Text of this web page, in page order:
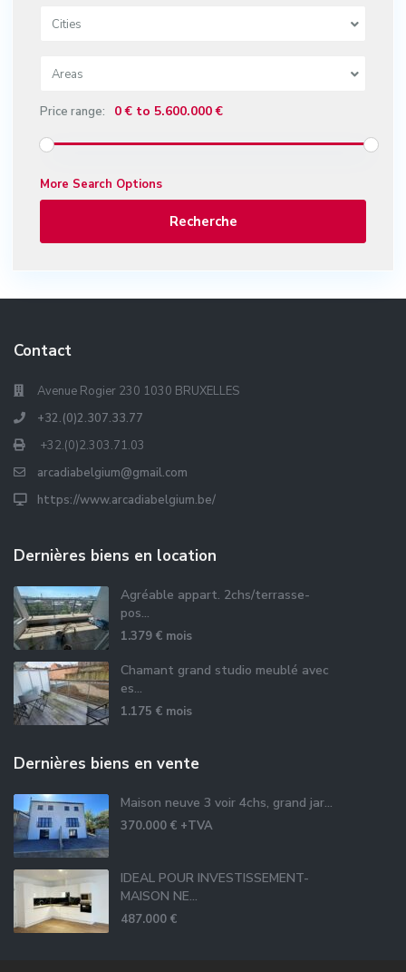
Cities
Areas
Price range: 0 € to 5.600.000 €
More Search Options
Recherche
Contact
Avenue Rogier 230 1030 BRUXELLES
+32.(0)2.307.33.77
+32.(0)2.303.71.03
arcadiabelgium@gmail.com
https://www.arcadiabelgium.be/
Dernières biens en location
Agréable appart. 2chs/terrasse-
pos...
1.379 € mois
Chamant grand studio meublé avec
es...
1.175 € mois
Dernières biens en vente
Maison neuve 3 voir 4chs, grand jar...
370.000 € +TVA
IDEAL POUR INVESTISSEMENT-
MAISON NE...
487.000 €